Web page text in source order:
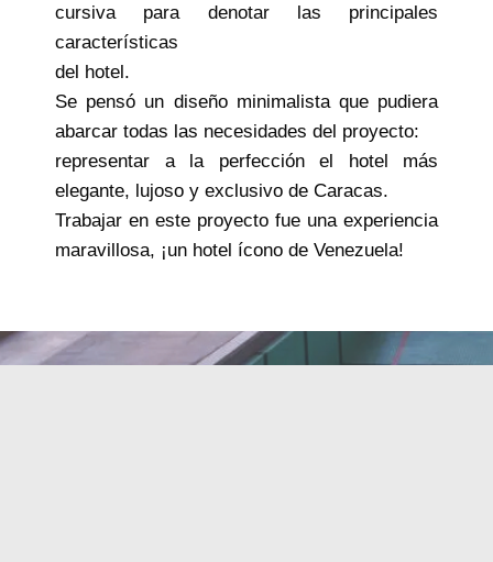
cursiva para denotar las principales
características
del hotel.
Se pensó un diseño minimalista que pudiera
abarcar todas las necesidades del proyecto:
representar a la perfección el hotel más
elegante, lujoso y exclusivo de Caracas.
Trabajar en este proyecto fue una experiencia
maravillosa, ¡un hotel ícono de Venezuela!